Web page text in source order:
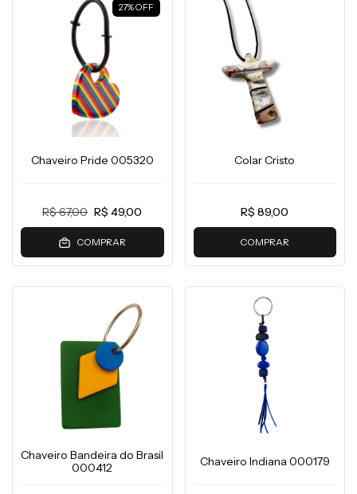
27%OFF
Chaveiro Pride 005320
R$ 67,00 R$ 49,00
COMPRAR
Colar Cristo
R$ 89,00
COMPRAR
Chaveiro Bandeira do Brasil
000412
Chaveiro Indiana 000179